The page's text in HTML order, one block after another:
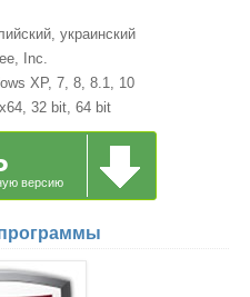
украинский
Inc.
XP, 7, 8, 8.1, 10
32 bit, 64 bit
версию